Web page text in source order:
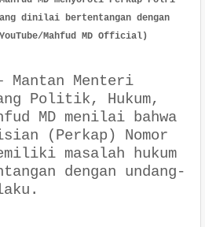
dinilai bertentangan dengan
Mahfud MD Official)
Mantan Menteri
Politik, Hukum,
MD menilai bahwa
(Perkap) Nomor
masalah hukum
dengan undang-